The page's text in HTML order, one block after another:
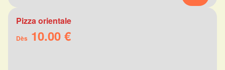
Pizza orientale
Dès 10.00 €